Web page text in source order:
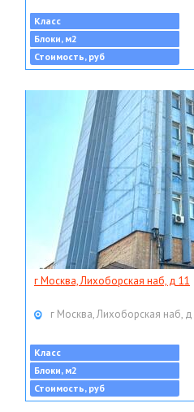
Класс
Блоки, м2
Стоимость, руб
г Москва, Лихоборская наб, д 11
г Москва, Лихоборская наб,
Класс
Блоки, м2
Стоимость, руб